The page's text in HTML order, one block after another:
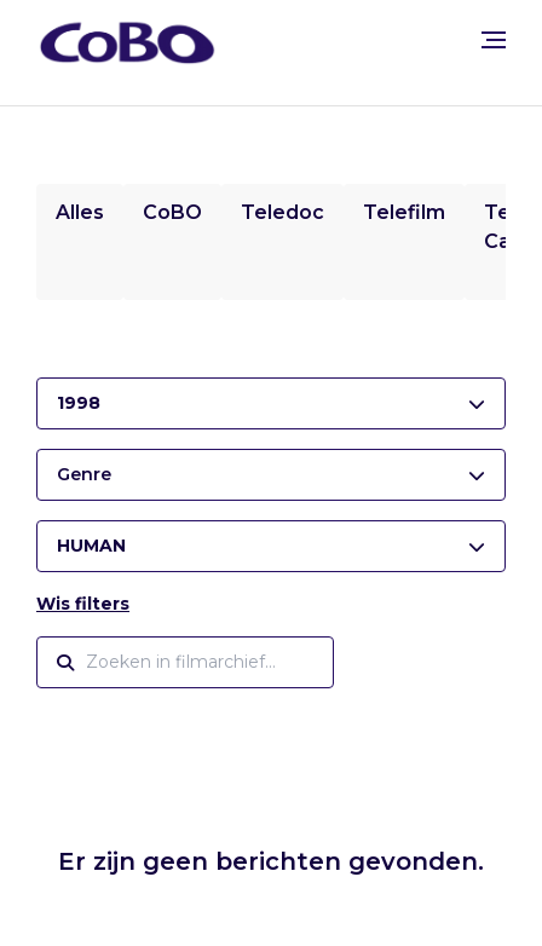
Alles CoBO Teledoc Telefilm
1998
Genre
HUMAN
Wis filters
Er zijn geen berichten gevonden.